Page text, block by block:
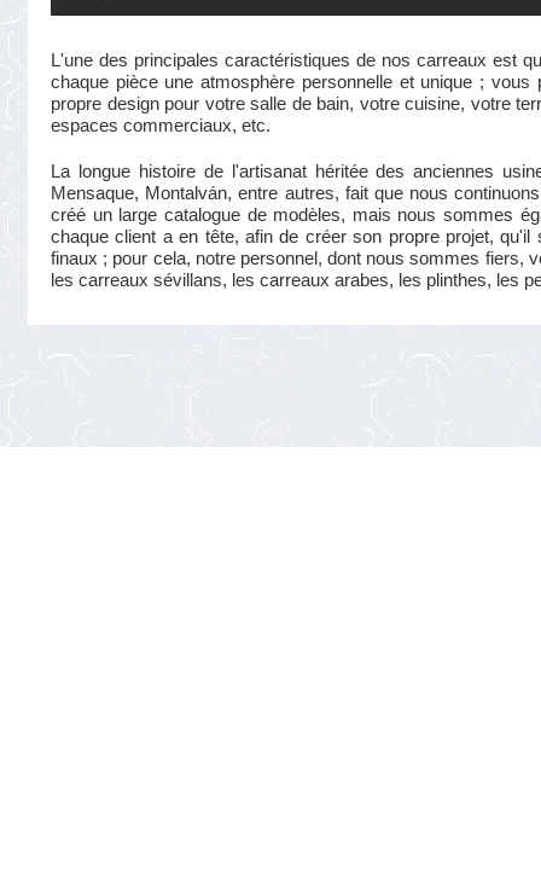
L'une des principales caractéristiques de nos carreaux est
chaque pièce une atmosphère personnelle et unique ;
propre design pour votre salle de bain, votre cuisine, votre
espaces commerciaux, etc.
La longue histoire de l'artisanat héritée des anciennes
Mensaque, Montalván, entre autres, fait que nous
créé un large catalogue de modèles, mais nous sommes
chaque client a en tête, afin de créer son propre projet,
finaux ; pour cela, notre personnel, dont nous sommes fiers,
les carreaux sévillans, les carreaux arabes, les plinthes, les